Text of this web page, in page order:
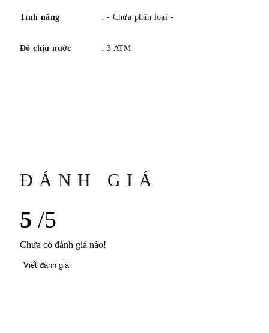
Tính năng : - Chưa phân loại -
Độ chịu nước : 3 ATM
ĐÁNH GIÁ
5 /5
Chưa có đánh giá nào!
Viết đánh giá